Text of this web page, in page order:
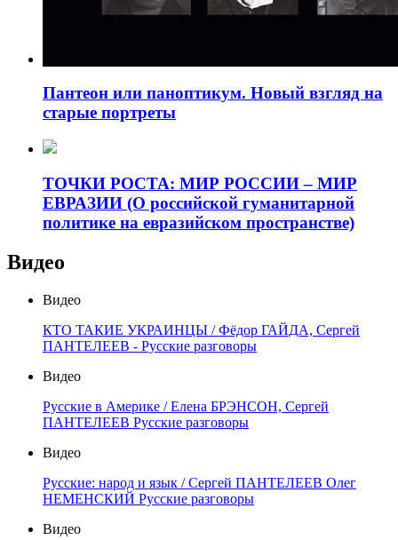
Пантеон или паноптикум. Новый взгляд на
старые портреты
ТОЧКИ РОСТА: МИР РОССИИ – МИР
ЕВРАЗИИ (О российской гуманитарной
политике на евразийском пространстве)
Видео
Видео
КТО ТАКИЕ УКРАИНЦЫ / Фёдор ГАЙДА, Сергей
ПАНТЕЛЕЕВ - Русские разговоры
Видео
Русские в Америке / Елена БРЭНСОН, Сергей
ПАНТЕЛЕЕВ Русские разговоры
Видео
Русские: народ и язык / Сергей ПАНТЕЛЕЕВ Олег
НЕМЕНСКИЙ Русские разговоры
Видео